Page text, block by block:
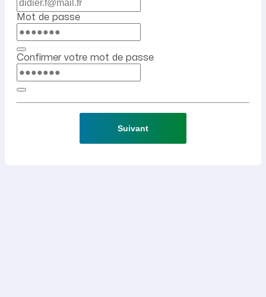
Mot de passe
Confirmer votre mot de passe
Suivant